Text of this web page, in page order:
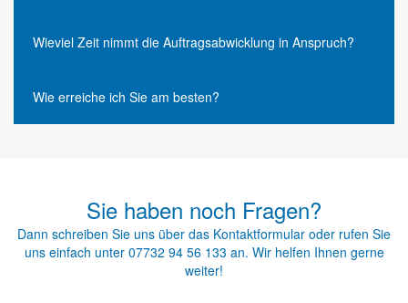
Wieviel Zeit nimmt die Auftragsabwicklung in Anspruch?
Wie erreiche ich Sie am besten?
Sie haben noch Fragen?
Dann schreiben Sie uns über das Kontaktformular oder rufen Sie
uns einfach unter 07732 94 56 133 an. Wir helfen Ihnen gerne
weiter!